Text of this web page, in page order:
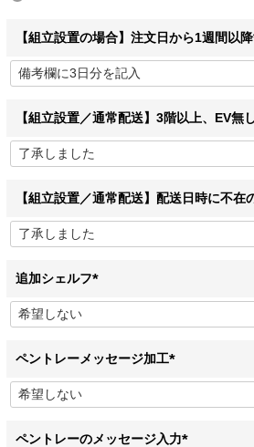
【組立設置の場合】注文日から1週間以降
【組立設置／通常配送】3階以上、EV無
【組立設置／通常配送】配送日時に不在
追加シェルフ
(
)
ペントレーメッセージ加工
(
)
ペントレーのメッセージ入力